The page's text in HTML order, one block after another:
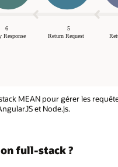
MEAN pour gérer les
et Node.js.
full-stack ?